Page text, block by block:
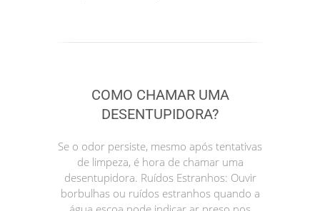
COMO CHAMAR UMA
DESENTUPIDORA?
Se o odor persiste, mesmo após tentativas
de limpeza, é hora de chamar uma
desentupidora. Ruídos Estranhos: Ouvir
borbulhas ou ruídos estranhos quando a